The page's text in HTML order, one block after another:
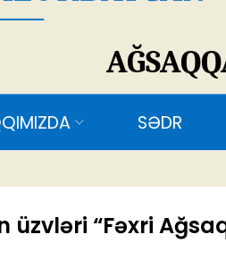
AĞSAQQALLAR
RƏHBƏR
“Fəxri